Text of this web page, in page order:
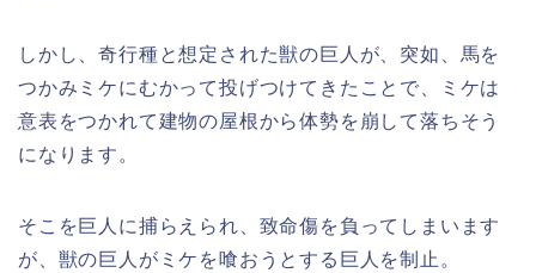
しかし、奇行種と想定された獣の巨人が、突如、馬を
つかみミケにむかって投げつけてきたことで、ミケは
意表をつかれて建物の屋根から体勢を崩して落ちそう
になります。
そこを巨人に捕らえられ、致命傷を負ってしまいます
が、獣の巨人がミケを喰おうとする巨人を制止。